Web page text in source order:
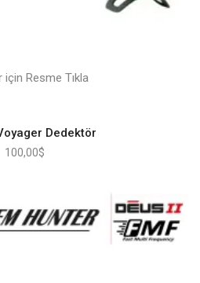
için Resme Tıkla
Dedektör
100,00$